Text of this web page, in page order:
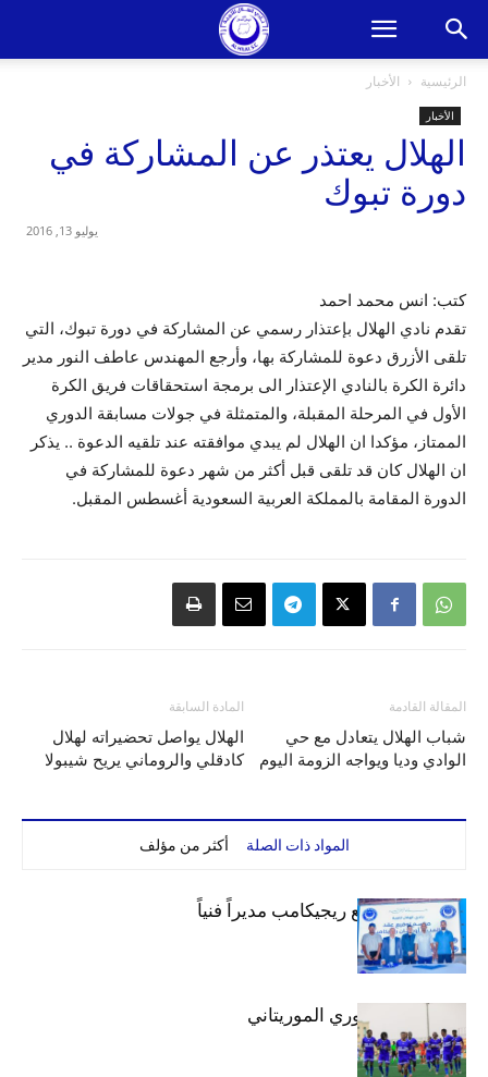
الرئيسية الأخبار
الأخبار
الهلال يعتذر عن المشاركة في
دورة تبوك
يوليو 13, 2016
كتب: انس محمد احمد
تقدم نادي الهلال بإعتذار رسمي عن المشاركة في دورة تبوك، التي
تلقى الأزرق دعوة للمشاركة بها، وأرجع المهندس عاطف النور مدير
دائرة الكرة بالنادي الإعتذار الى برمجة استحقاقات فريق الكرة
الأول في المرحلة المقبلة، والمتمثلة في جولات مسابقة الدوري
الممتاز، مؤكدا ان الهلال لم يبدي موافقته عند تلقيه الدعوة .. يذكر
ان الهلال كان قد تلقى قبل أكثر من شهر دعوة للمشاركة في
الدورة المقامة بالمملكة العربية السعودية أغسطس المقبل.
المادة السابقة
الهلال يواصل تحضيراته لهلال
كادقلي والروماني يريح شيبولا
المقالة القادمة
شباب الهلال يتعادل مع حي
الوادي وديا ويواجه الزومة اليوم
المواد ذات الصلة أكثر من مؤلف
الهلال يتعاقد مع ريجيكامب مديراً فنياً
الهلال بطلاً للدوري الموريتاني